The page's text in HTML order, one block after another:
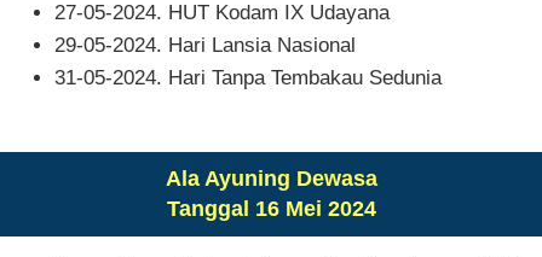
27-05-2024. HUT Kodam IX Udayana
29-05-2024. Hari Lansia Nasional
31-05-2024. Hari Tanpa Tembakau Sedunia
Ala Ayuning Dewasa
Tanggal 16 Mei 2024